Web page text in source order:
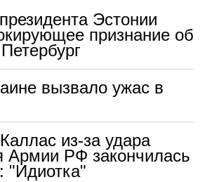
Эстонии
признание об
вызвало ужас в
из-за удара
Армии РФ закончилась
"Идиотка"